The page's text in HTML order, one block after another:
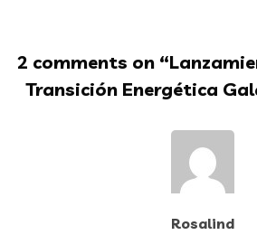
2 comments on “
Transición Energética
Rosalind